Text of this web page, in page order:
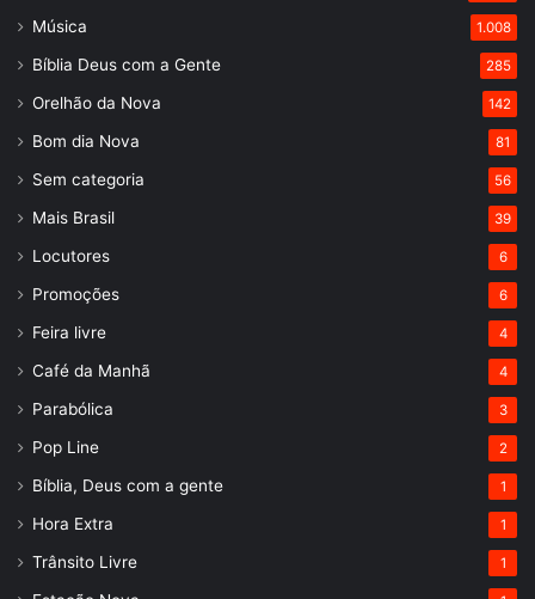
Música 1.008
Bíblia Deus com a Gente 285
Orelhão da Nova 142
Bom dia Nova 81
Sem categoria 56
Mais Brasil 39
Locutores 6
Promoções 6
Feira livre 4
Café da Manhã 4
Parabólica 3
Pop Line 2
Bíblia, Deus com a gente 1
Hora Extra 1
Trânsito Livre 1